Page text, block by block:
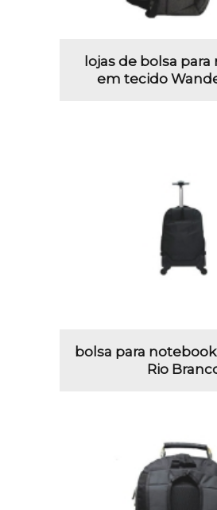
lojas de bolsa
em tecido
bolsa para
Rio